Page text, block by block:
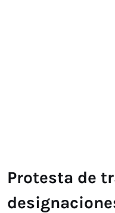
Protesta de